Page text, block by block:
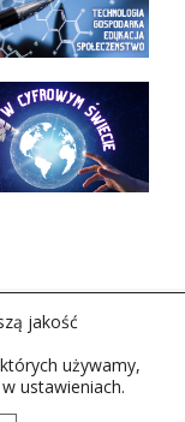
w likwidacj.
jakość
używamy,
ustawieniach.